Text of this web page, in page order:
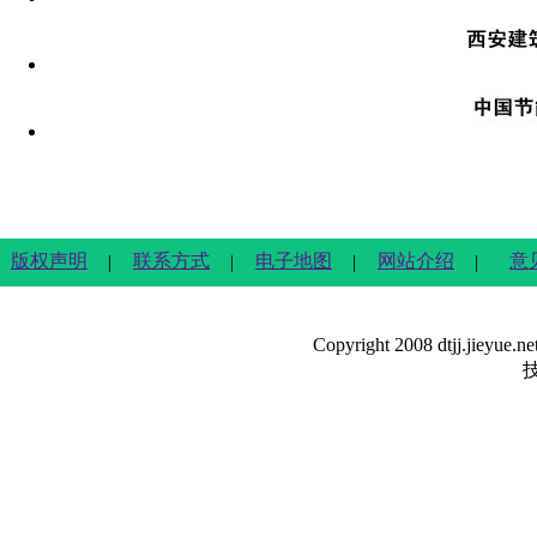
版权声明 | 联系方式 | 电子地图 | 网站介绍 | 意
Copyright 2008